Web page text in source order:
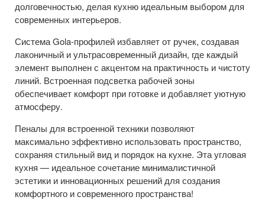
долговечностью, делая кухню идеальным выбором для
современных интерьеров.
Система Gola-профилей избавляет от ручек, создавая
лаконичный и ультрасовременный дизайн, где каждый
элемент выполнен с акцентом на практичность и чистоту
линий. Встроенная подсветка рабочей зоны
обеспечивает комфорт при готовке и добавляет уютную
атмосферу.
Пеналы для встроенной техники позволяют
максимально эффективно использовать пространство,
сохраняя стильный вид и порядок на кухне. Эта угловая
кухня — идеальное сочетание минималистичной
эстетики и инновационных решений для создания
комфортного и современного пространства!